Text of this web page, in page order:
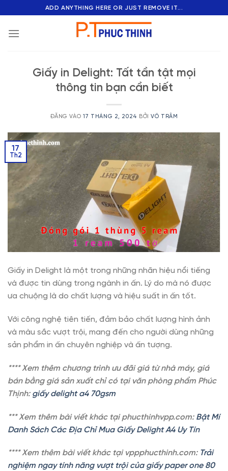
nội
ADD ANYTHING HERE OR JUST REMOVE IT...
Giấy in Delight: Tất tần tật mọi
thông tin bạn cần biết
ĐĂNG VÀO 17 THÁNG 2, 2024 BỞIVÕ TRÂM
17
Th2
Giấy in Delight là một trong những nhãn hiệu nổi tiếng
và được tin dùng trong ngành in ấn. Lý do mà nó được
ưa chuộng là do chất lượng và hiệu suất in ấn tốt.
Với công nghệ tiên tiến, đảm bảo chất lượng hình ảnh
và màu sắc vượt trội, mang đến cho người dùng những
sản phẩm in ấn chuyên nghiệp và ấn tượng.
**** Xem thêm chương trình ưu đãi giá từ nhà máy, giá
bán bằng giá sản xuất chỉ có tại văn phòng phẩm Phúc
Thịnh: giấy delight a4 70gsm
*** Xem thêm bài viết khác tại phucthinhvpp.com: Bật Mí
Danh Sách Các Địa Chỉ Mua Giấy Delight A4 Uy Tín
**** Xem thêm bài viết khác tại vppphucthinh.com: Trải
nghiệm ngay tính năng vượt trội của giấy paper one 80